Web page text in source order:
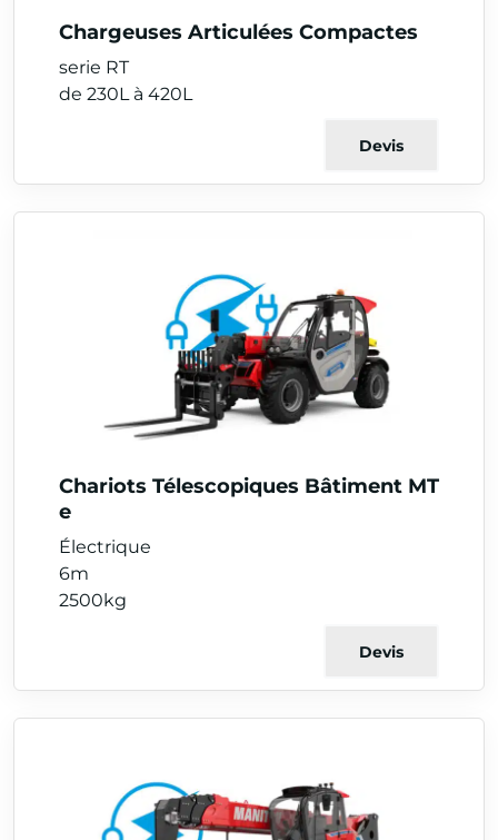
Chargeuses Articulées Compactes
serie RT
de 230L à 420L
Devis
Chariots Télescopiques Bâtiment MT
e
Électrique
6m
2500kg
Devis